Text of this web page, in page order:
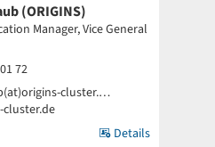
(ORIGINS)
Manager, Vice General
72
cluster.…
Details